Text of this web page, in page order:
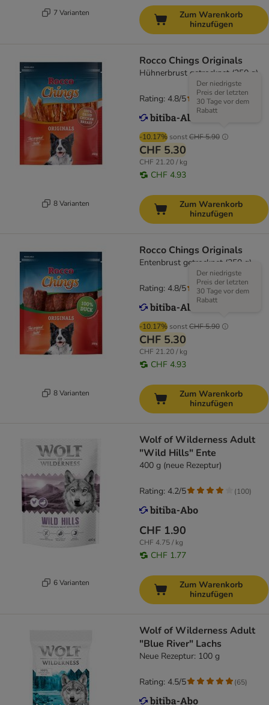
7 Varianten
Zum Warenkorb
hinzufügen
8 Varianten
Rocco Chings Originals
Hühnerbrust getrocknet (250 g)
-10.17% sonstCHF 5.90
Der niedrigste
Preis der letzten
30 Tage vor dem
Rabatt
CHF 5.30
CHF 21.20 / kg
CHF 4.93
Rating: 4.8/5 (117
Zum Warenkorb
hinzufügen
8 Varianten
Rocco Chings Originals
Entenbrust getrocknet (250 g)
-10.17% sonstCHF 5.90
Der niedrigste
Preis der letzten
30 Tage vor dem
Rabatt
CHF 5.30
CHF 21.20 / kg
CHF 4.93
Rating: 4.8/5 (117
Zum Warenkorb
hinzufügen
6 Varianten
Wolf of Wilderness Adult
"Wild Hills" Ente
400 g (neue Rezeptur)
CHF 1.90
CHF 4.75 / kg
CHF 1.77
Rating: 4.2/5 (100)
Zum Warenkorb
hinzufügen
Wolf of Wilderness Adult
"Blue River" Lachs
Neue Rezeptur: 100 g
Rating: 4.5/5 (65)